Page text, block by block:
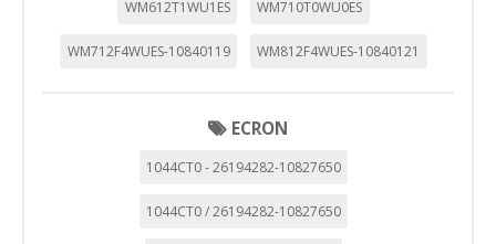
WM612T1WU1ES WM710T0WU0ES
WM712F4WUES-10840119 WM812F4WUES-10840121
ECRON
1044CT0 - 26194282-10827650
1044CT0 / 26194282-10827650